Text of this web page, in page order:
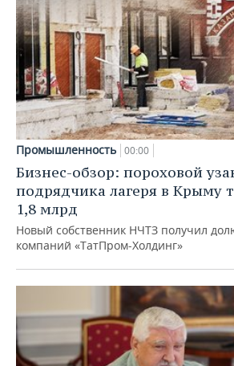
Промышленность 00:00
Бизнес-обзор: пороховой
подрядчика лагеря в Крыму
1,8 млрд
Новый собственник НЧТЗ получил
компаний «ТатПром-Холдинг»